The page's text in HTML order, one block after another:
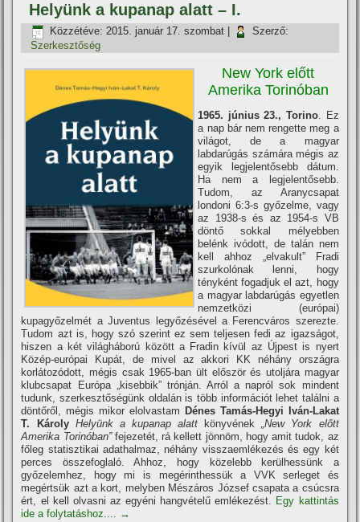
Helyünk a kupanap alatt – I.
Közzétéve: 2015. január 17. szombat
Szerző:
Szerkesztőség
New York előtt
Amerika Torinóban
1965. június 23., Torino. Ez
a nap bár nem rengette meg a
világot, de a magyar
labdarúgás számára mégis az
egyik legjelentősebb dátum.
Ha nem a legjelentősebb.
Tudom, az Aranycsapat
londoni 6:3-s győzelme, vagy
az 1938-s és az 1954-s VB
döntő sokkal mélyebben
belénk ivódott, de talán nem
kell ahhoz „elvakult” Fradi
szurkolónak lenni, hogy
tényként fogadjuk el azt, hogy
a magyar labdarúgás egyetlen
nemzetközi (európai)
kupagyőzelmét a Juventus legyőzésével a Ferencváros szerezte.
Tudom azt is, hogy szó szerint ez sem teljesen fedi az igazságot,
hiszen a két világháború között a Fradin kí­vül az Újpest is nyert
Közép-európai Kupát, de mivel az akkori KK néhány országra
korlátozódott, mégis csak 1965-ban ült először és utoljára magyar
klubcsapat Európa „kisebbik” trónján. Arról a napról sok mindent
tudunk, szerkesztőségünk oldalán is több információt lehet találni a
döntőről, mégis mikor elolvastam Dénes Tamás-Hegyi Iván-Lakat
T. Károly Helyünk a kupanap alatt könyvének„New York előtt
Amerika Torinóban”fejezetét, rá kellett jönnöm, hogy amit tudok, az
főleg statisztikai adathalmaz, néhány visszaemlékezés és egy két
perces összefoglaló. Ahhoz, hogy közelebb kerülhessünk a
győzelemhez, hogy mi is megérinthessük a VVK serleget és
megértsük azt a kort, melyben Mészáros József csapata a csúcsra
ért, el kell olvasni az egyéni hangvételű emlékezést. Egy kattintás
ide a folytatáshoz.... →